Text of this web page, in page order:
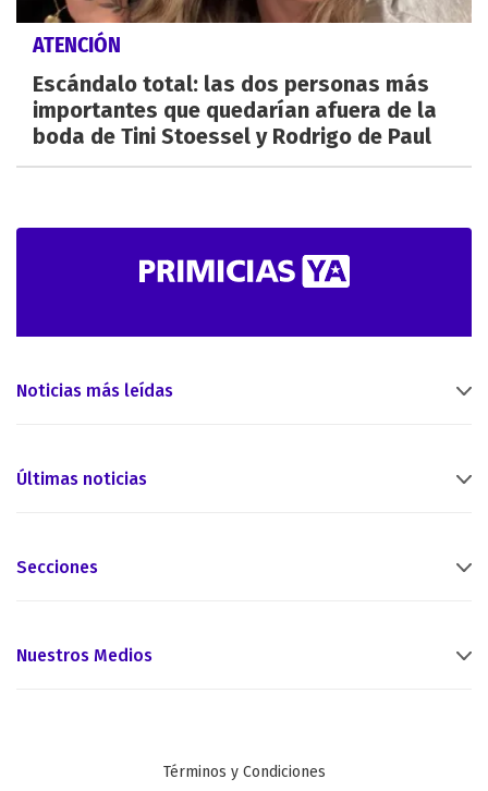
ATENCIÓN
Escándalo total: las dos personas más
importantes que quedarían afuera de la
boda de Tini Stoessel y Rodrigo de Paul
Noticias más leídas
Últimas noticias
Secciones
Nuestros Medios
Términos y Condiciones